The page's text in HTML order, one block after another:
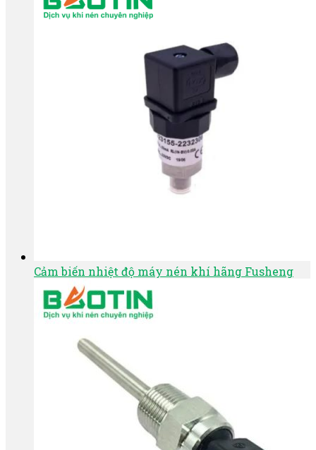
Cảm biến nhiệt độ máy nén khí hãng Fusheng